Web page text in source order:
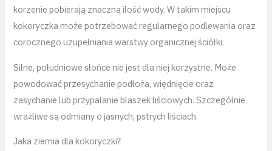
korzenie pobierają znaczną ilość wody. W takim miejscu
kokoryczka może potrzebować regularnego podlewania oraz
corocznego uzupełniania warstwy organicznej ściółki.
Silne, południowe słońce nie jest dla niej korzystne. Może
powodować przesychanie podłoża, więdnięcie oraz
zasychanie lub przypalanie blaszek liściowych. Szczególnie
wrażliwe są odmiany o jasnych, pstrych liściach.
Jaka ziemia dla kokoryczki?